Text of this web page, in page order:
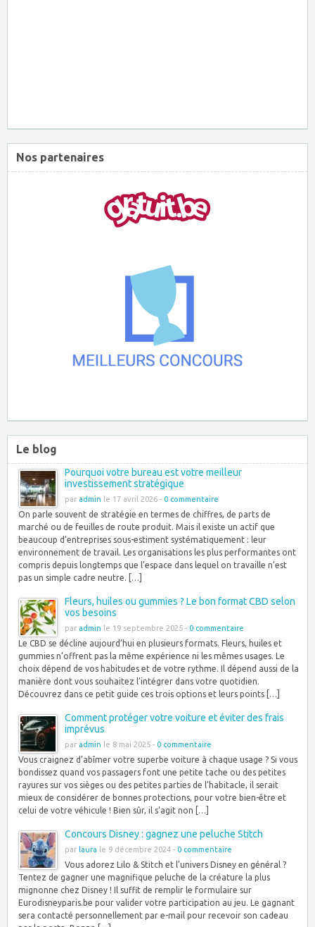
Nos partenaires
Le blog
Pourquoi votre bureau est votre meilleur
investissement stratégique
par admin le 17 avril 2026 - 0 commentaire
On parle souvent de stratégie en termes de chiffres, de parts de
marché ou de feuilles de route produit. Mais il existe un actif que
beaucoup d’entreprises sous-estiment systématiquement : leur
environnement de travail. Les organisations les plus performantes ont
compris depuis longtemps que l’espace dans lequel on travaille n’est
pas un simple cadre neutre. […]
Fleurs, huiles ou gummies ? Le bon format CBD selon
vos besoins
par admin le 19 septembre 2025 - 0 commentaire
Le CBD se décline aujourd’hui en plusieurs formats. Fleurs, huiles et
gummies n’offrent pas la même expérience ni les mêmes usages. Le
choix dépend de vos habitudes et de votre rythme. Il dépend aussi de la
manière dont vous souhaitez l’intégrer dans votre quotidien.
Découvrez dans ce petit guide ces trois options et leurs points […]
Comment protéger votre voiture et éviter des frais
imprévus
par admin le 8 mai 2025 - 0 commentaire
Vous craignez d’abîmer votre superbe voiture à chaque usage ? Si vous
bondissez quand vos passagers font une petite tache ou des petites
rayures sur vos sièges ou des petites parties de l’habitacle, il serait
mieux de considérer de bonnes protections, pour votre bien-être et
celui de votre véhicule ! Bien sûr, il s’agit non […]
Concours Disney : gagnez une peluche Stitch
par laura le 9 décembre 2024 - 0 commentaire
Vous adorez Lilo & Stitch et l’univers Disney en général ?
Tentez de gagner une magnifique peluche de la créature la plus
mignonne chez Disney ! Il suffit de remplir le formulaire sur
Eurodisneyparis.be pour valider votre participation au jeu. Le gagnant
sera contacté personnellement par e-mail pour recevoir son cadeau